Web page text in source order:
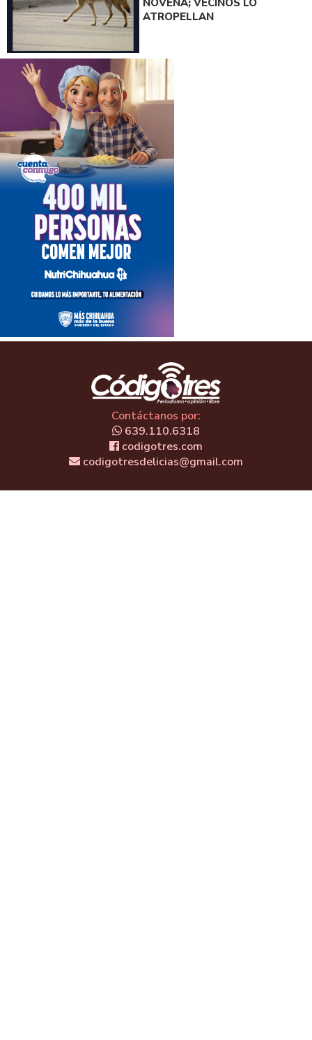
ATROPELLAN
Contáctanos por:
639.110.6318
codigotres.com
codigotresdelicias@gmail.com